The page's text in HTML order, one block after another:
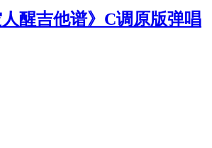
醒吉他谱》C调原版弹唱